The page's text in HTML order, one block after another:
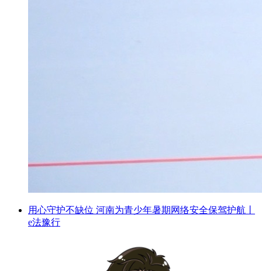
用心守护不缺位 河南为青少年暑期网络安全保驾护航丨
e法豫行